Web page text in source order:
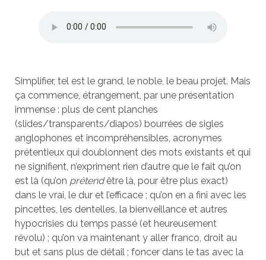
Simplifier, tel est le grand, le noble, le beau projet. Mais
ça commence, étrangement, par une présentation
immense : plus de cent planches
(slides/transparents/diapos) bourrées de sigles
anglophones et incompréhensibles, acronymes
prétentieux qui doublonnent des mots existants et qui
ne signifient, n’expriment rien d’autre que le fait qu’on
est là (qu’on prétendêtre là, pour être plus exact)
dans le vrai, le dur et l’efficace ; qu’on en a fini avec les
pincettes, les dentelles, la bienveillance et autres
hypocrisies du temps passé (et heureusement
révolu) ; qu’on va maintenant y aller franco, droit au
but et sans plus de détail ; foncer dans le tas avec la